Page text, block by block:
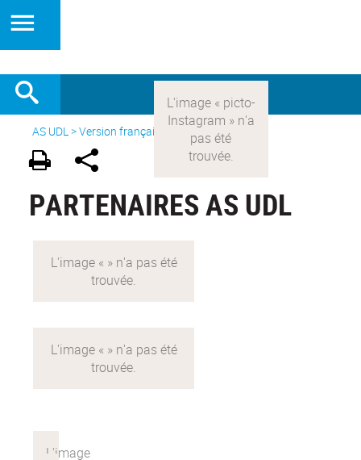
AS UDL>Version française Partenaires
PARTENAIRES AS UDL